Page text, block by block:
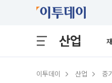
산업
이투데이 산업 중